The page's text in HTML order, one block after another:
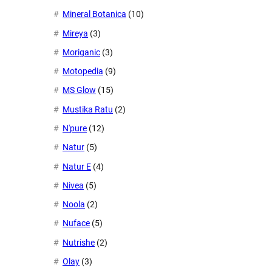
Mineral Botanica (10)
Mireya (3)
Moriganic (3)
Motopedia (9)
MS Glow (15)
Mustika Ratu (2)
N'pure (12)
Natur (5)
Natur E (4)
Nivea (5)
Noola (2)
Nuface (5)
Nutrishe (2)
Olay (3)